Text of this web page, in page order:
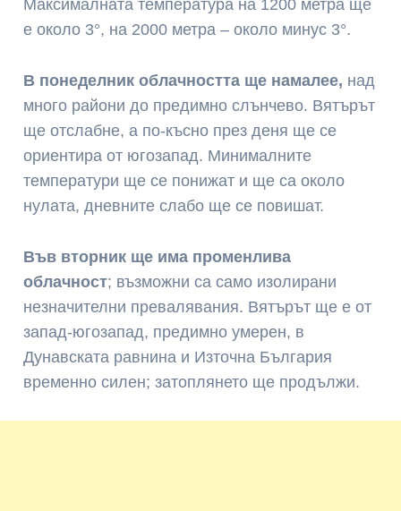
Максималната температура на 1200 метра ще
е около 3°, на 2000 метра – около минус 3°.
В понеделник облачността ще намалее, над
много райони до предимно слънчево. Вятърът
ще отслабне, а по-късно през деня ще се
ориентира от югозапад. Минималните
температури ще се понижат и ще са около
нулата, дневните слабо ще се повишат.
Във вторник ще има променлива
облачност; възможни са само изолирани
незначителни превалявания. Вятърът ще е от
запад-югозапад, предимно умерен, в
Дунавската равнина и Източна България
временно силен; затоплянето ще продължи.